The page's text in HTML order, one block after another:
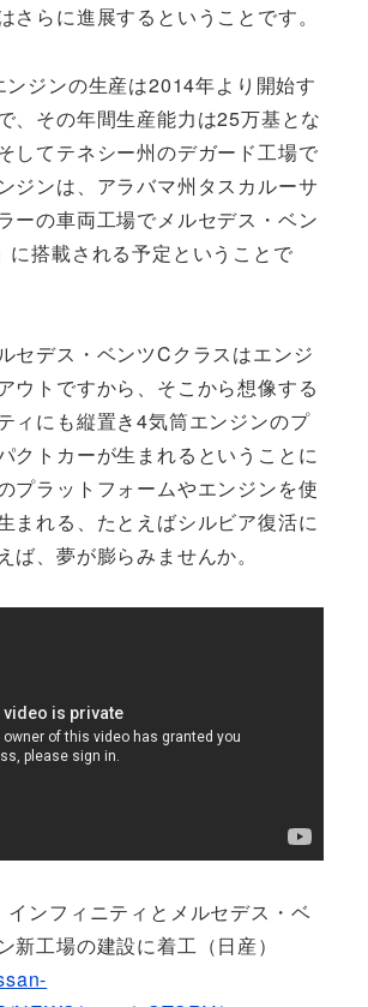
さらに進展するということです。
ンジンの生産は2014年より開始す
、その年間生産能力は25万基とな
してテネシー州のデガード工場で
ジンは、アラバマ州タスカルーサ
ーの車両工場でメルセデス・ベン
に搭載される予定ということで
セデス・ベンツCクラスはエンジ
ウトですから、そこから想像する
ィにも縦置き4気筒エンジンのプ
クトカーが生まれるということに
プラットフォームやエンジンを使
まれる、たとえばシルビア復活に
ば、夢が膨らみませんか。
インフィニティとメルセデス・ベ
新工場の建設に着工（日産）